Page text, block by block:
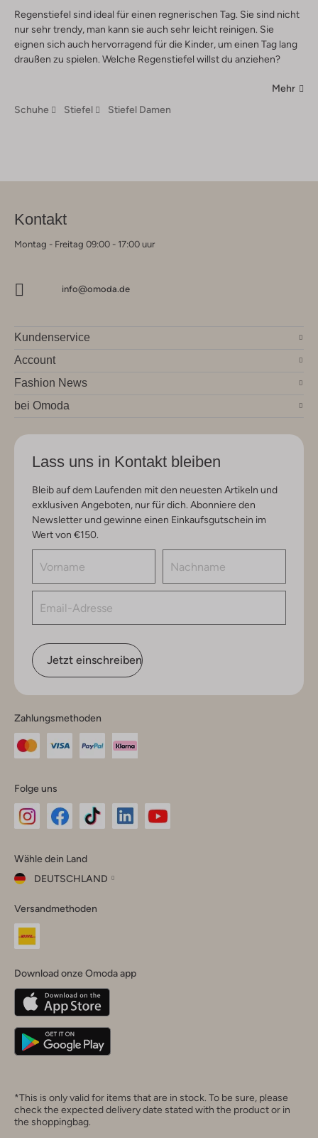
Regenstiefel sind ideal für einen regnerischen Tag. Sie sind nicht
nur sehr trendy, man kann sie auch sehr leicht reinigen. Sie
eignen sich auch hervorragend für die Kinder, um einen Tag lang
draußen zu spielen. Welche Regenstiefel willst du anziehen?
Mehr
Schuhe
Stiefel Stiefel Damen
Kontakt
Montag - Freitag 09:00 - 17:00 uur
info@omoda.de
Kundenservice
Account
Fashion News
bei Omoda
Lass uns in Kontakt bleiben
Bleib auf dem Laufenden mit den neuesten Artikeln und
exklusiven Angeboten, nur für dich. Abonniere den
Newsletter und gewinne einen Einkaufsgutschein im
Wert von €150.
Jetzt einschreiben
Zahlungsmethoden
Folge uns
Instagram
Facebook
TikTok
Wähle dein Land
DEUTSCHLAND
dein
Land
Belgique(Français)
Deutschland
Versandmethoden
Download onze Omoda app
*This is only valid for items that are in stock. To be sure, please
check the expected delivery date stated with the product or in
the shoppingbag.